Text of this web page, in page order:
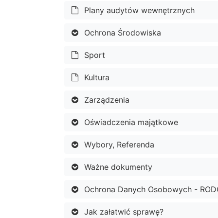
Plany audytów wewnętrznych
Ochrona Środowiska
Sport
Kultura
Zarządzenia
Oświadczenia majątkowe
Wybory, Referenda
Ważne dokumenty
Ochrona Danych Osobowych -
Jak załatwić sprawę?